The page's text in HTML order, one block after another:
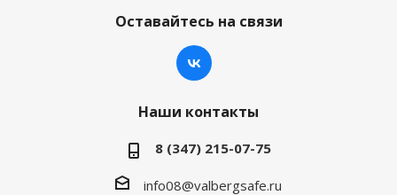
Оставайтесь на связи
Наши контакты
8 (347) 215-07-75
info08@valbergsafe.ru